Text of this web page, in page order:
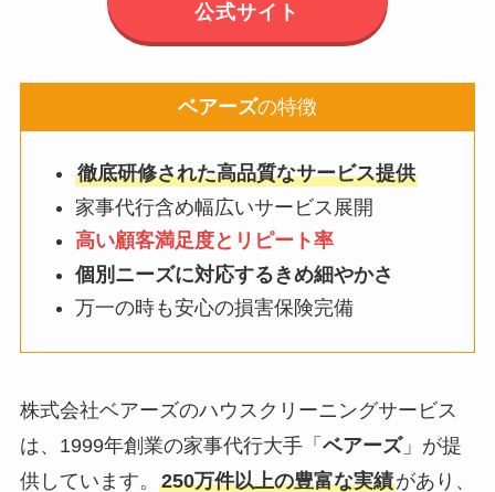
公式サイト
ベアーズの特徴
徹底研修された高品質なサービス提供
家事代行含め幅広いサービス展開
高い顧客満足度とリピート率
個別ニーズに対応するきめ細やかさ
万一の時も安心の損害保険完備
株式会社ベアーズのハウスクリーニングサービス
は、1999年創業の家事代行大手「 ベアーズ」が提
供しています。 250万件以上の豊富な実績があり、